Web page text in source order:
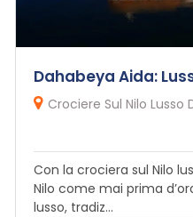
Dahabeya Aida:
Crociere Sul Nilo Lusso
Con la crociera sul Nilo
Nilo come mai prima
lusso, tradiz...